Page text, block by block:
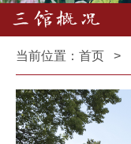
三馆概况
当前位置： 首页 >